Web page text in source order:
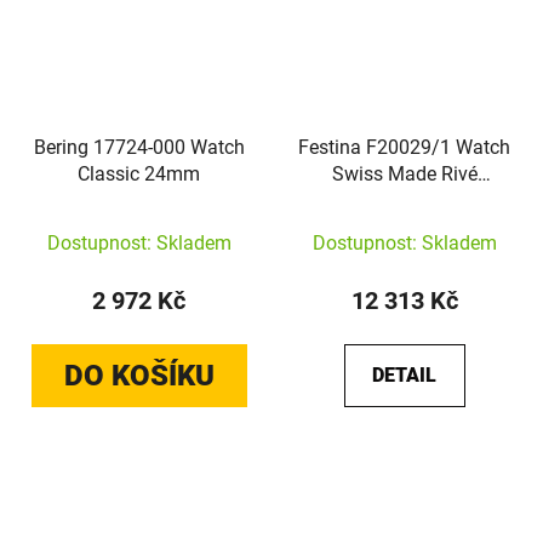
Bering 17724-000 Watch
Classic 24mm
Dostupnost: Skladem
2 972 Kč
DO KOŠÍKU
Festina F20029/1 Watch
Swiss Made Rivé
Dostupnost: Skladem
12 313 Kč
DETAIL